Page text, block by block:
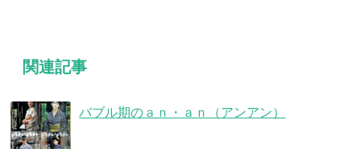
関連記事
バブル期のａｎ・ａｎ（アンアン）